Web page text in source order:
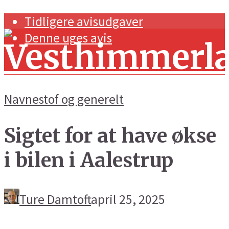
Tidligere avisudgaver
Denne uges avis
Forside
Navnestof og generelt
Kunst og kultur
Navnestof og generelt
Sigtet for at have økse
i bilen i Aalestrup
Ture Damtoftapril 25, 2025